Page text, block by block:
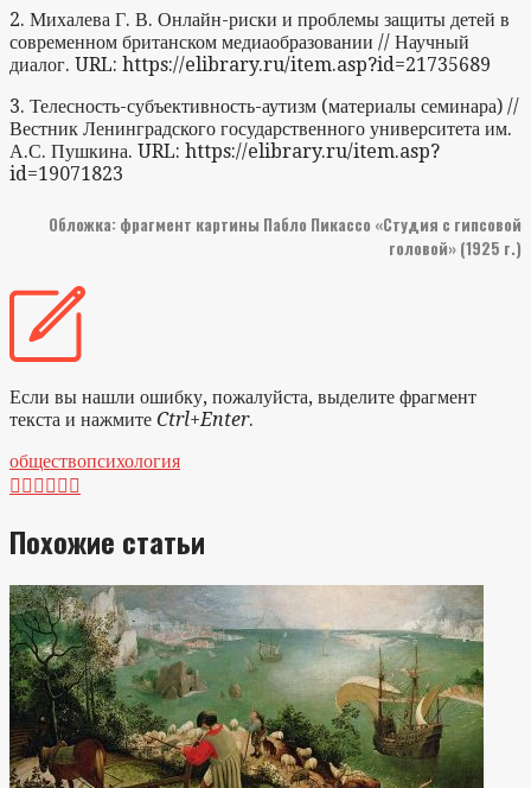
2. Михалева Г. В. Онлайн-риски и проблемы защиты детей в
современном британском медиаобразовании // Научный
диалог. URL: https://elibrary.ru/item.asp?id=21735689
3. Телесность-субъективность-аутизм (материалы семинара) //
Вестник Ленинградского государственного университета им.
А.С. Пушкина. URL: https://elibrary.ru/item.asp?
id=19071823
Обложка: фрагмент картины Пабло Пикассо «Студия с гипсовой
головой» (1925 г.)
Если вы нашли ошибку, пожалуйста, выделите фрагмент
текста и нажмите Ctrl+Enter.
обществопсихология

Похожие статьи